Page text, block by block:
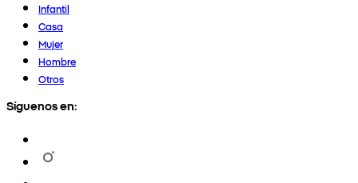
Infantil
Casa
Mujer
Hombre
Otros
Síguenos en: